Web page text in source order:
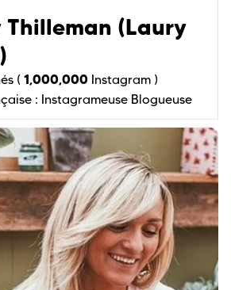
Thilleman (Laury
( 1,000,000 Instagram )
: Instagrameuse Blogueuse